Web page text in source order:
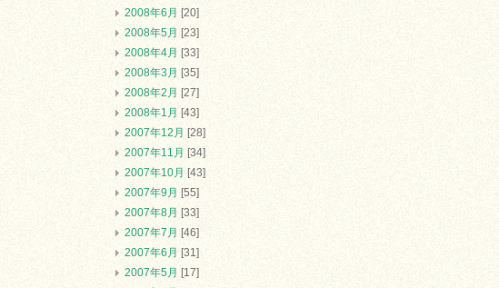
2008年6月 [20]
2008年5月 [23]
2008年4月 [33]
2008年3月 [35]
2008年2月 [27]
2008年1月 [43]
2007年12月 [28]
2007年11月 [34]
2007年10月 [43]
2007年9月 [55]
2007年8月 [33]
2007年7月 [46]
2007年6月 [31]
2007年5月 [17]